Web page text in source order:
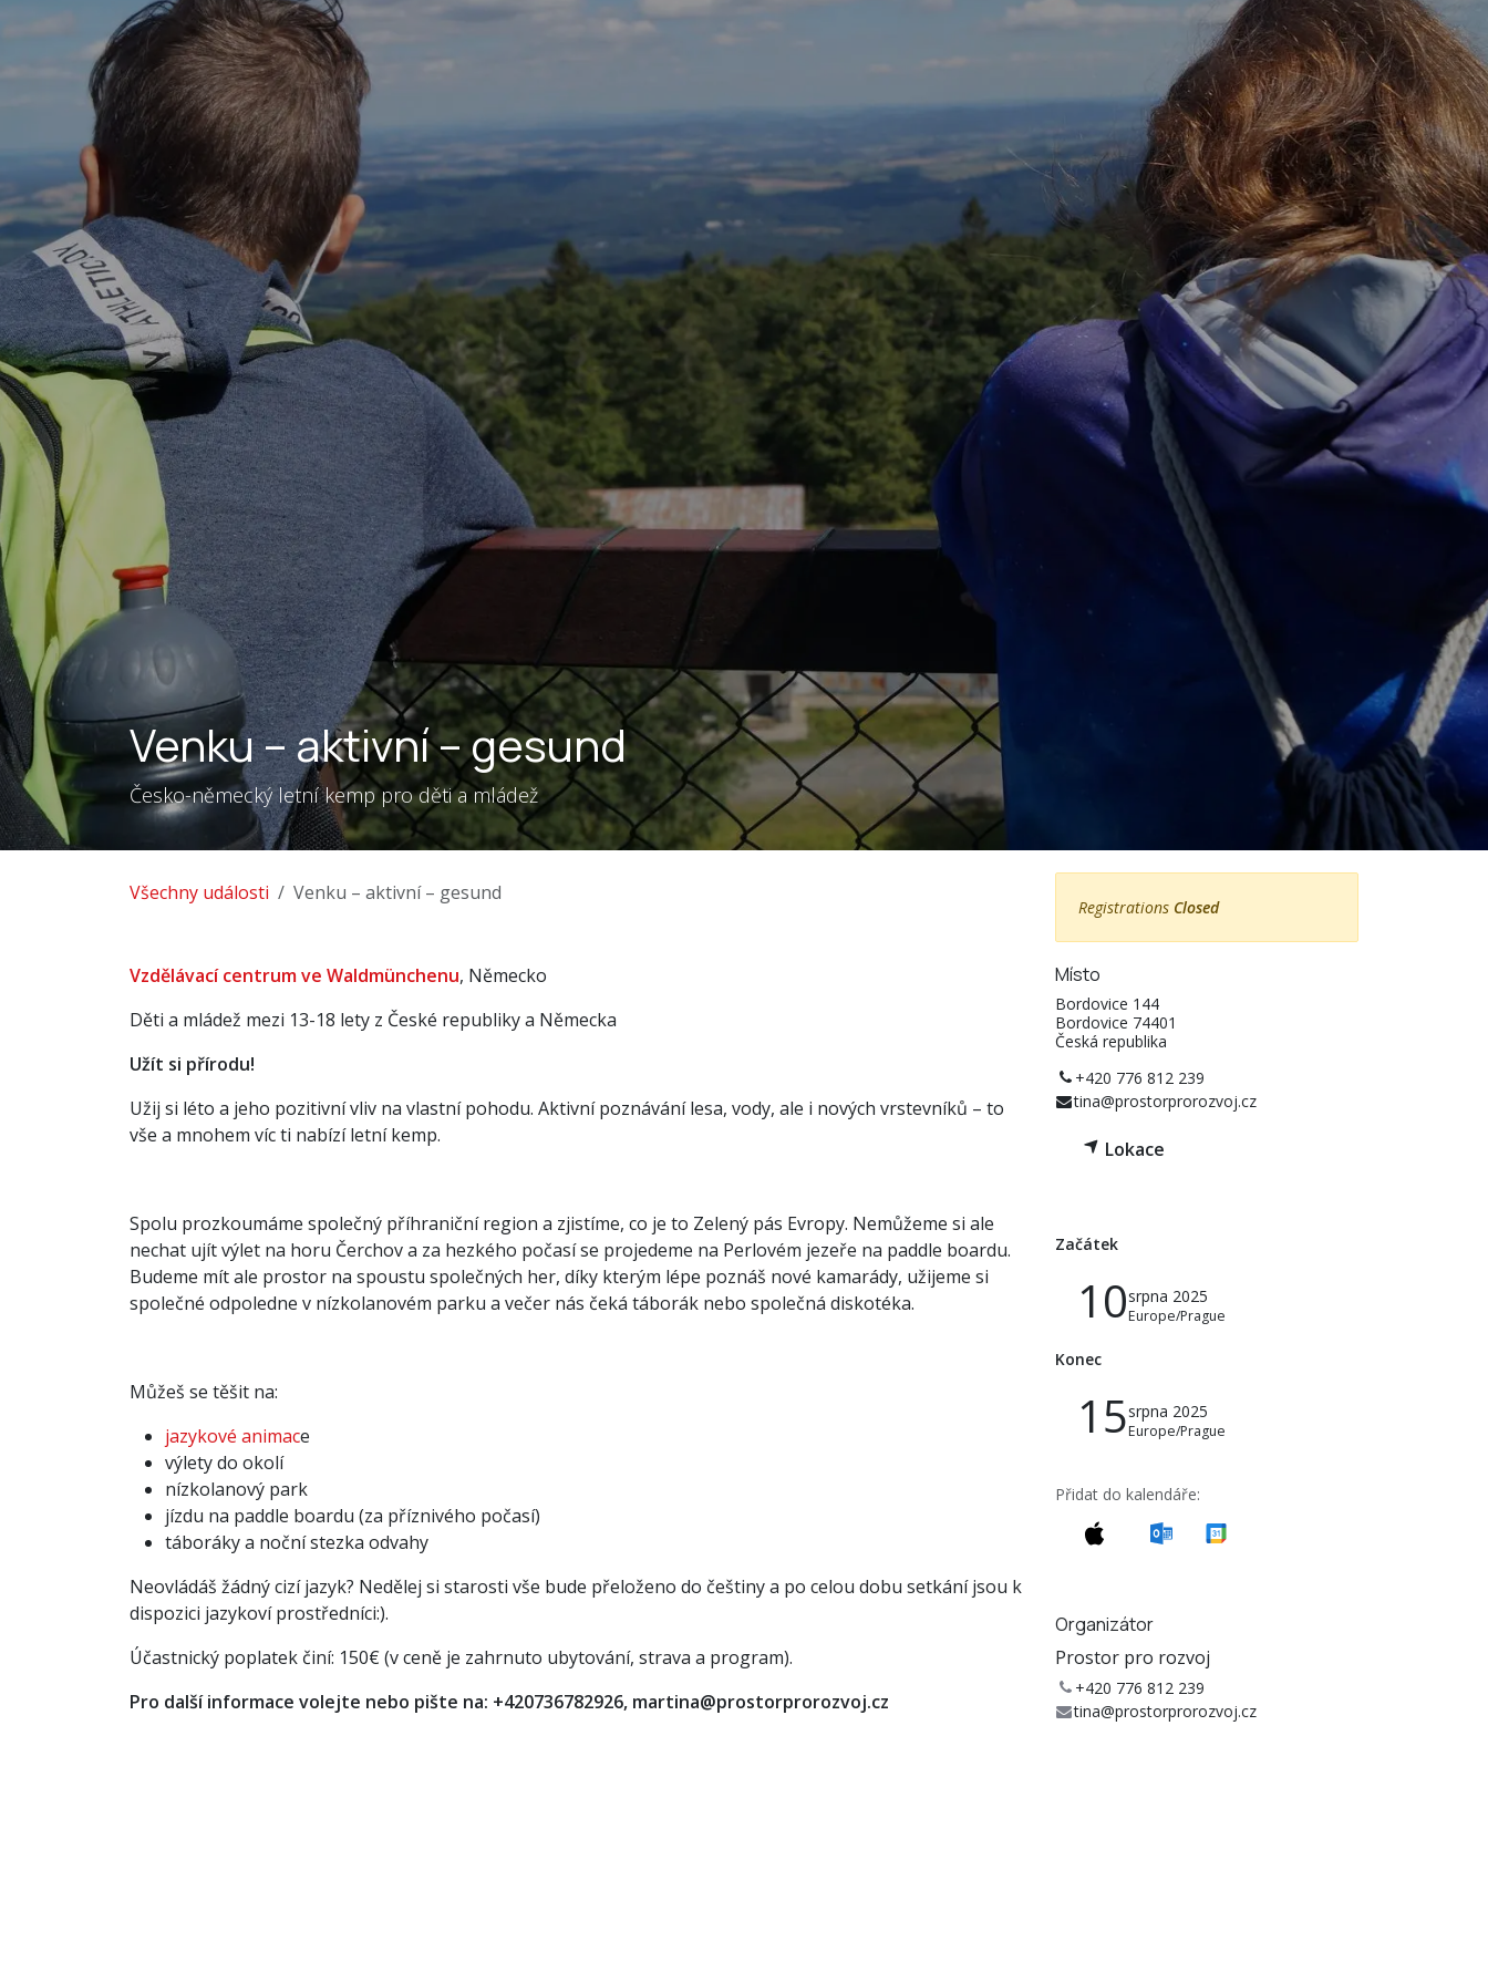
Venku – aktivní – gesund
Česko-německý letní kemp pro děti a mládež
Všechny události Venku – aktivní – gesund
Vzdělávací centrum ve Waldmünchenu, Německo
Děti a mládež mezi 13-18 lety z České republiky a Německa
Užít si přírodu!
Užij si léto a jeho pozitivní vliv na vlastní pohodu. Aktivní poznávání lesa, vody, ale i nových vrstevníků – to
vše a mnohem víc ti nabízí letní kemp.
Spolu prozkoumáme společný příhraniční region a zjistíme, co je to Zelený pás Evropy. Nemůžeme si ale
nechat ujít výlet na horu Čerchov a za hezkého počasí se projedeme na Perlovém jezeře na paddle boardu.
Budeme mít ale prostor na spoustu společných her, díky kterým lépe poznáš nové kamarády, užijeme si
společné odpoledne v nízkolanovém parku a večer nás čeká táborák nebo společná diskotéka.
Můžeš se těšit na:
jazykové animace
výlety do okolí
nízkolanový park
jízdu na paddle boardu (za příznivého počasí)
táboráky a noční stezka odvahy
Neovládáš žádný cizí jazyk? Nedělej si starosti vše bude přeloženo do češtiny a po celou dobu setkání jsou k
dispozici jazykoví prostředníci:).
Účastnický poplatek činí: 150€ (v ceně je zahrnuto ubytování, strava a program).
Pro další informace volejte nebo pište na: +420736782926, martina@prostorprorozvoj.cz
Registrations Closed
Místo
Bordovice 144
Bordovice 74401
Česká republika
+420 776 812 239
tina@prostorprorozvoj.cz
Lokace
Začátek
10srpna 2025
Europe/Prague
Konec
15srpna 2025
Europe/Prague
Přidat do kalendáře:
Organizátor
Prostor pro rozvoj
+420 776 812 239
tina@prostorprorozvoj.cz
Newsletter
Odebírat
DATENSCHÜTZERKLÄRUNG
tina@prostorprorozvoj.cz
Internal
Autorská práva © Prostor pro Rozvoj Čeština | English (UK) | Deutsch